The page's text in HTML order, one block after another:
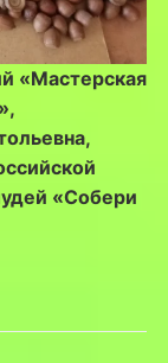
«Мастерская
«Собери